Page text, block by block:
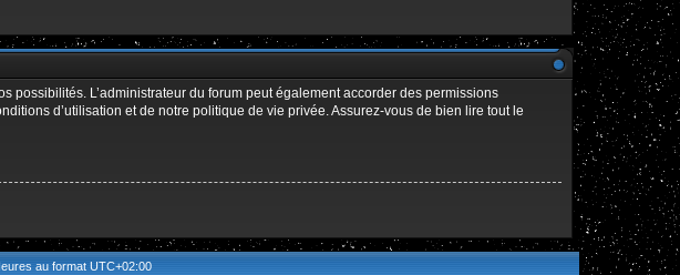
possibilités. L’administrateur du forum peut également accorder des permissions
d’utilisation et de notre politique de vie privée. Assurez-vous de bien lire tout le
au format UTC+02:00